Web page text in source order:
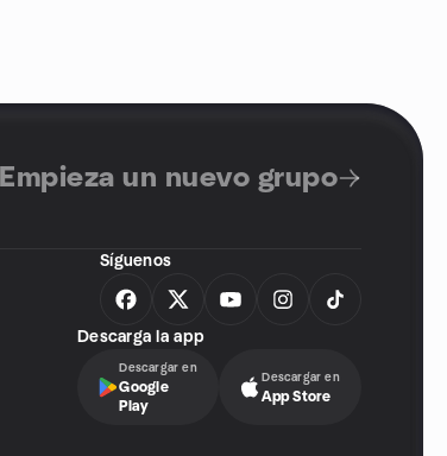
Empieza un nuevo grupo
Síguenos
Descarga la app
Descargar en
Google
Play
Descargar en
App Store